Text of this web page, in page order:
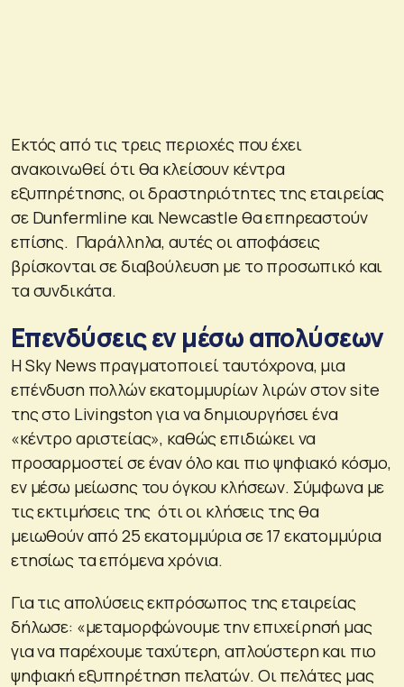
Εκτός από τις τρεις περιοχές που έχει
ανακοινωθεί ότι θα κλείσουν κέντρα
εξυπηρέτησης, οι δραστηριότητες της εταιρείας
σε Dunfermline και Newcastle θα επηρεαστούν
επίσης. Παράλληλα, αυτές οι αποφάσεις
βρίσκονται σε διαβούλευση με το προσωπικό και
τα συνδικάτα.
Επενδύσεις εν μέσω απολύσεων
Η Sky News πραγματοποιεί ταυτόχρονα, μια
επένδυση πολλών εκατομμυρίων λιρών στον site
της στο Livingston για να δημιουργήσει ένα
«κέντρο αριστείας», καθώς επιδιώκει να
προσαρμοστεί σε έναν όλο και πιο ψηφιακό κόσμο,
εν μέσω μείωσης του όγκου κλήσεων. Σύμφωνα με
τις εκτιμήσεις της ότι οι κλήσεις της θα
μειωθούν από 25 εκατομμύρια σε 17 εκατομμύρια
ετησίως τα επόμενα χρόνια.
Για τις απολύσεις εκπρόσωπος της εταιρείας
δήλωσε: «μεταμορφώνουμε την επιχείρησή μας
για να παρέχουμε ταχύτερη, απλούστερη και πιο
ψηφιακή εξυπηρέτηση πελατών. Οι πελάτες μας